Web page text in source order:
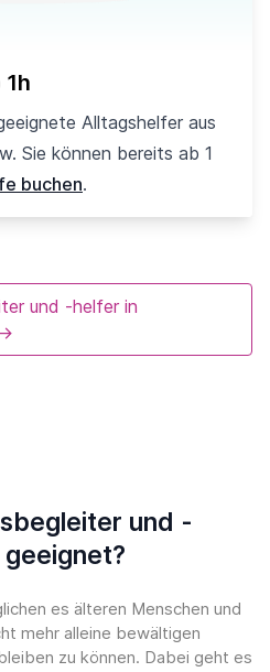
Alltagshelfer aus
Sie können bereits ab 1
buchen.
und -helfer in
→
und -
es älteren Menschen und
mehr alleine bewältigen
zu können. Dabei geht es